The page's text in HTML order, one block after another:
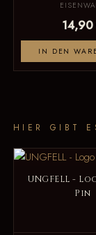
IN DEN
HIER GIBT
UNGFELL -
Pin